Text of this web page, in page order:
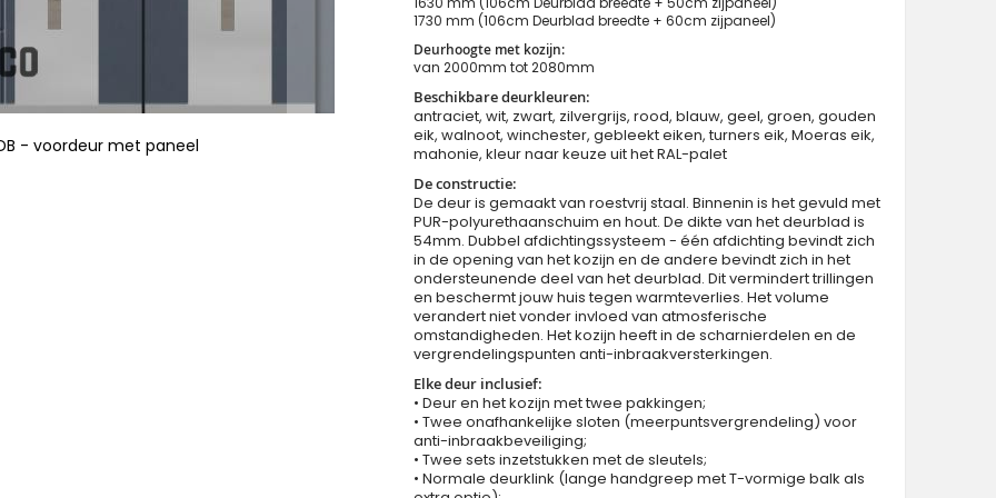
- voordeur met paneel Fargo 26H DB - voordeur met paneel
1730 mm (106cm Deurblad breedte + 60cm zijpaneel)
Deurhoogte met kozijn:
van 2000mm tot 2080mm
Beschikbare deurkleuren:
antraciet, wit, zwart, zilvergrijs, rood, blauw, geel, groen, gouden
eik, walnoot, winchester, gebleekt eiken, turners eik, Moeras eik,
mahonie, kleur naar keuze uit het RAL-palet
De constructie:
De deur is gemaakt van roestvrij staal. Binnenin is het gevuld met
PUR-polyurethaanschuim en hout. De dikte van het deurblad is
54mm. Dubbel afdichtingssysteem - één afdichting bevindt zich
in de opening van het kozijn en de andere bevindt zich in het
ondersteunende deel van het deurblad. Dit vermindert trillingen
en beschermt jouw huis tegen warmteverlies. Het volume
verandert niet vonder invloed van atmosferische
omstandigheden. Het kozijn heeft in de scharnierdelen en de
vergrendelingspunten anti-inbraakversterkingen.
Elke deur inclusief:
• Deur en het kozijn met twee pakkingen;
• Twee onafhankelijke sloten (meerpuntsvergrendeling) voor
anti-inbraakbeveiliging;
• Twee sets inzetstukken met de sleutels;
• Normale deurklink (lange handgreep met T-vormige balk als